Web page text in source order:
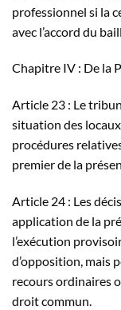
professionnel si la
avec l’accord du
Chapitre IV : De la
Article 23 : Le
situation des
procédures
premier de la
Article 24 : Les
application de la
l’exécution
d’opposition, mais
recours ordinaires
droit commun.